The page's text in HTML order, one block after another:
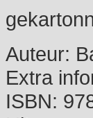
Auteur:
Extra
ISBN: